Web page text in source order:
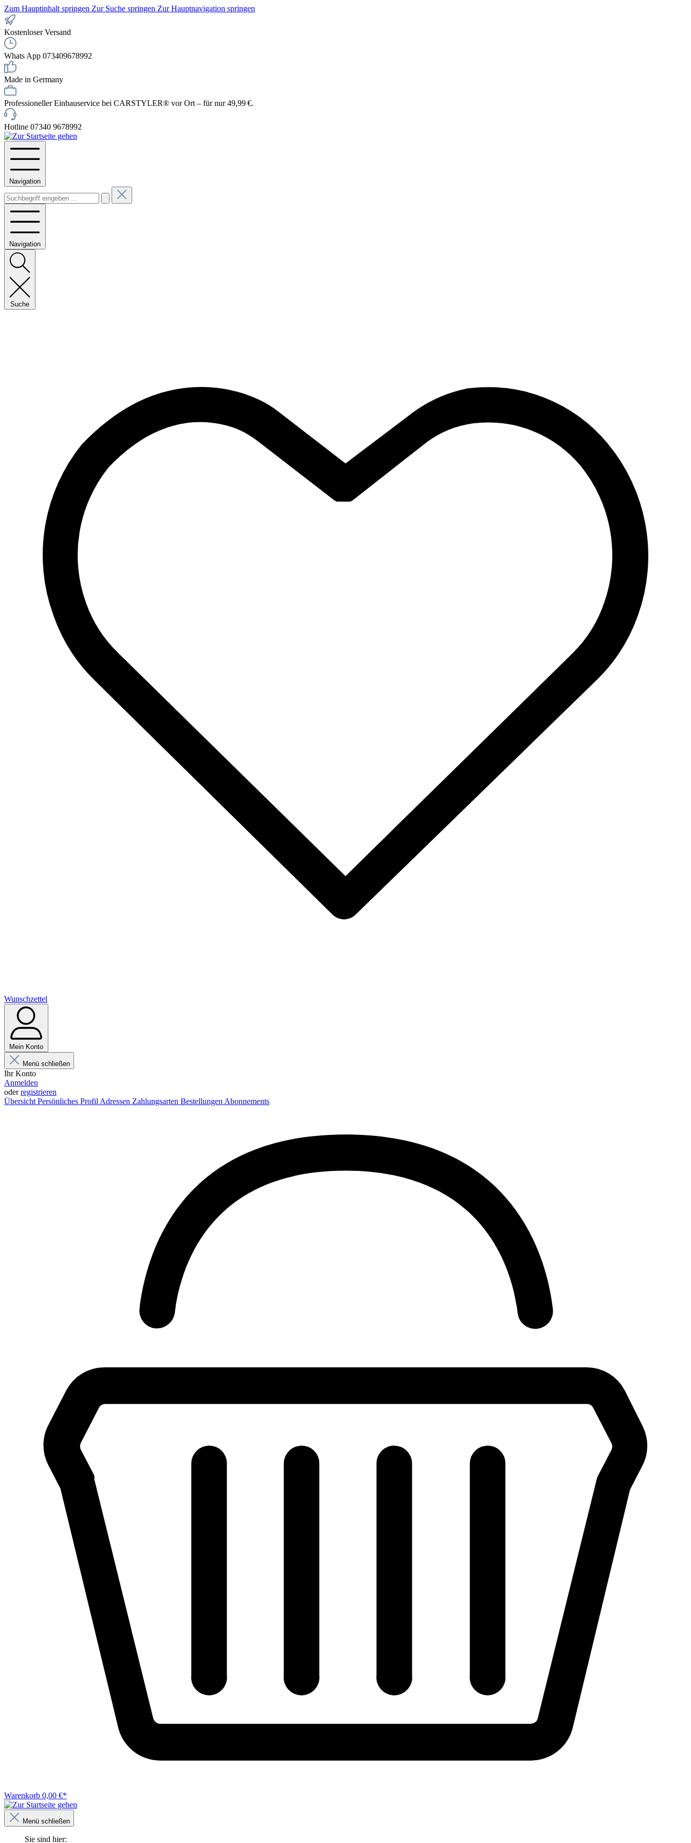
Zum Hauptinhalt springen Zur Suche springen Zur Hauptnavigation springen
Kostenloser Versand
Whats App 073409678992
Made in Germany
Professioneller Einbauservice bei CARSTYLER® vor Ort – für nur 49,99 €.
Hotline 07340 9678992
Navigation
Navigation
Suche
Wunschzettel
Mein Konto
Menü schließen
Ihr Konto
Anmelden
oderregistrieren
Übersicht Persönliches Profil Adressen Zahlungsarten Bestellungen Abonnements
Warenkorb 0,00 €*
Menü schließen
Sie sind hier: